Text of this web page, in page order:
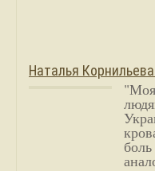
Наталья